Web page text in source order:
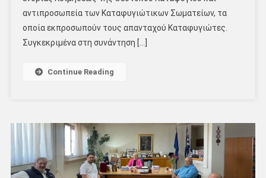
αντιπροσωπεία των Καταφυγιώτικων Σωματείων, τα
οποία εκπροσωπούν τους απανταχού Καταφυγιώτες.
Συγκεκριμένα στη συνάντηση […]
Continue Reading